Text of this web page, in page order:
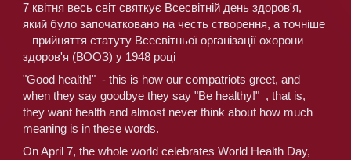
7 квітня весь світ святкує Всесвітній день здоров'я,
який було започатковано на честь створення, а точніше
– прийняття статуту Всесвітньої організації охорони
здоров'я (ВООЗ) у 1948 році
"Good health!"  - this is how our compatriots greet, and
when they say goodbye they say "Be healthy!"  , that is,
they want health and almost never think about how much
meaning is in these words.
On April 7, the whole world celebrates World Health Day,